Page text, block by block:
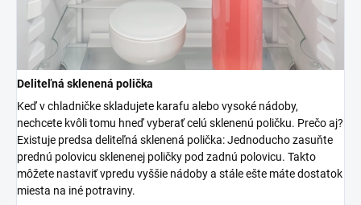
Deliteľná sklenená polička
Keď v chladničke skladujete karafu alebo vysoké nádoby,
nechcete kvôli tomu hneď vyberať celú sklenenú poličku. Prečo aj?
Existuje predsa deliteľná sklenená polička: Jednoducho zasuňte
prednú polovicu sklenenej poličky pod zadnú polovicu. Takto
môžete nastaviť vpredu vyššie nádoby a stále ešte máte dostatok
miesta na iné potraviny.